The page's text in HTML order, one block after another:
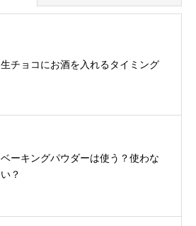
生チョコにお酒を入れるタイミング
ベーキングパウダーは使う？使わな
い？